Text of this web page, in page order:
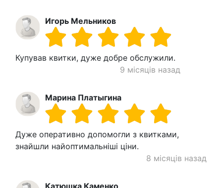
Игорь Мельников
Купував квитки, дуже добре обслужили.
9 місяців назад
Марина Платыгина
Дуже оперативно допомогли з квитками,
знайшли найоптимальніші ціни.
8 місяців назад
Катюшка Каменко